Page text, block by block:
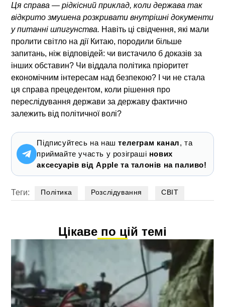
Ця справа — рідкісний приклад, коли держава так
відкрито змушена розкривати внутрішні документи
у питанні шпигунства. Навіть ці свідчення, які мали
пролити світло на дії Китаю, породили більше
запитань, ніж відповідей: чи вистачило б доказів за
інших обставин? Чи віддала політика пріоритет
економічним інтересам над безпекою? І чи не стала
ця справа прецедентом, коли рішення про
переслідування держави за державу фактично
залежить від політичної волі?
Підписуйтесь на наштелеграм канал, та
приймайте участь у розіграші нових
аксесуарів від Apple та талонів на паливо!
Теги: Політика Розслідування СВІТ
Цікаве по цій темі